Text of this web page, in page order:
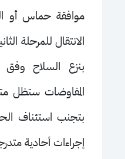
موافقة حماس أو
الانتقال للمرحلة
بنزع السلاح وفق
المفاوضات ستظل
بتجنب استئناف
إجراءات أحادية